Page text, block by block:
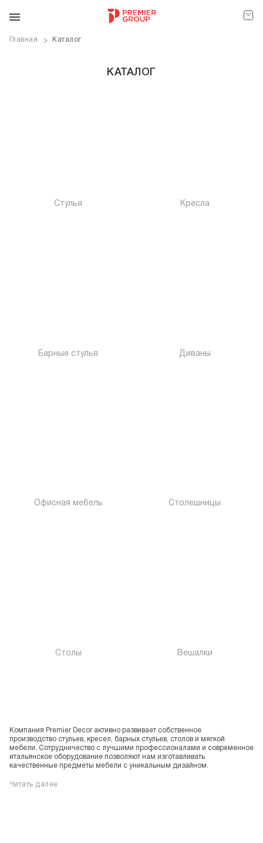
Главная Каталог
КАТАЛОГ
Стулья Кресла
Барные стулья Диваны
Офисная мебель Столешницы
Столы Вешалки
Компания Premier Decor активно развивает собственное
производство стульев, кресел, барных стульев, столов и мягкой
мебели. Сотрудничество с лучшими профессионалами и современное
итальянское оборудование позволяют нам изготавливать
качественные предметы мебели с уникальным дизайном.
Читать далее